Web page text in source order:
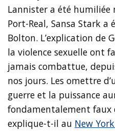
Lannister a été humiliée
Port-Real, Sansa Stark a
Bolton. L’explication de
la violence sexuelle ont
jamais combattue,
nos jours. Les omettre
guerre et la puissance
fondamentalement faux
explique-t-il au New